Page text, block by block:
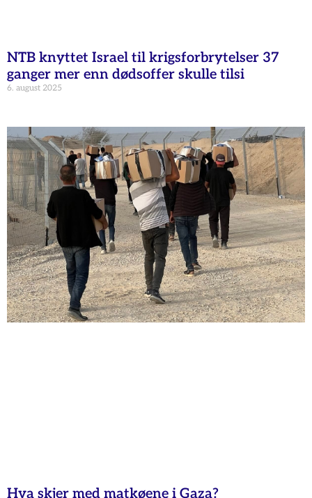
NTB knyttet Israel til krigsforbrytelser 37
ganger mer enn dødsoffer skulle tilsi
6. august 2025
Hva skjer med matkøene i Gaza?